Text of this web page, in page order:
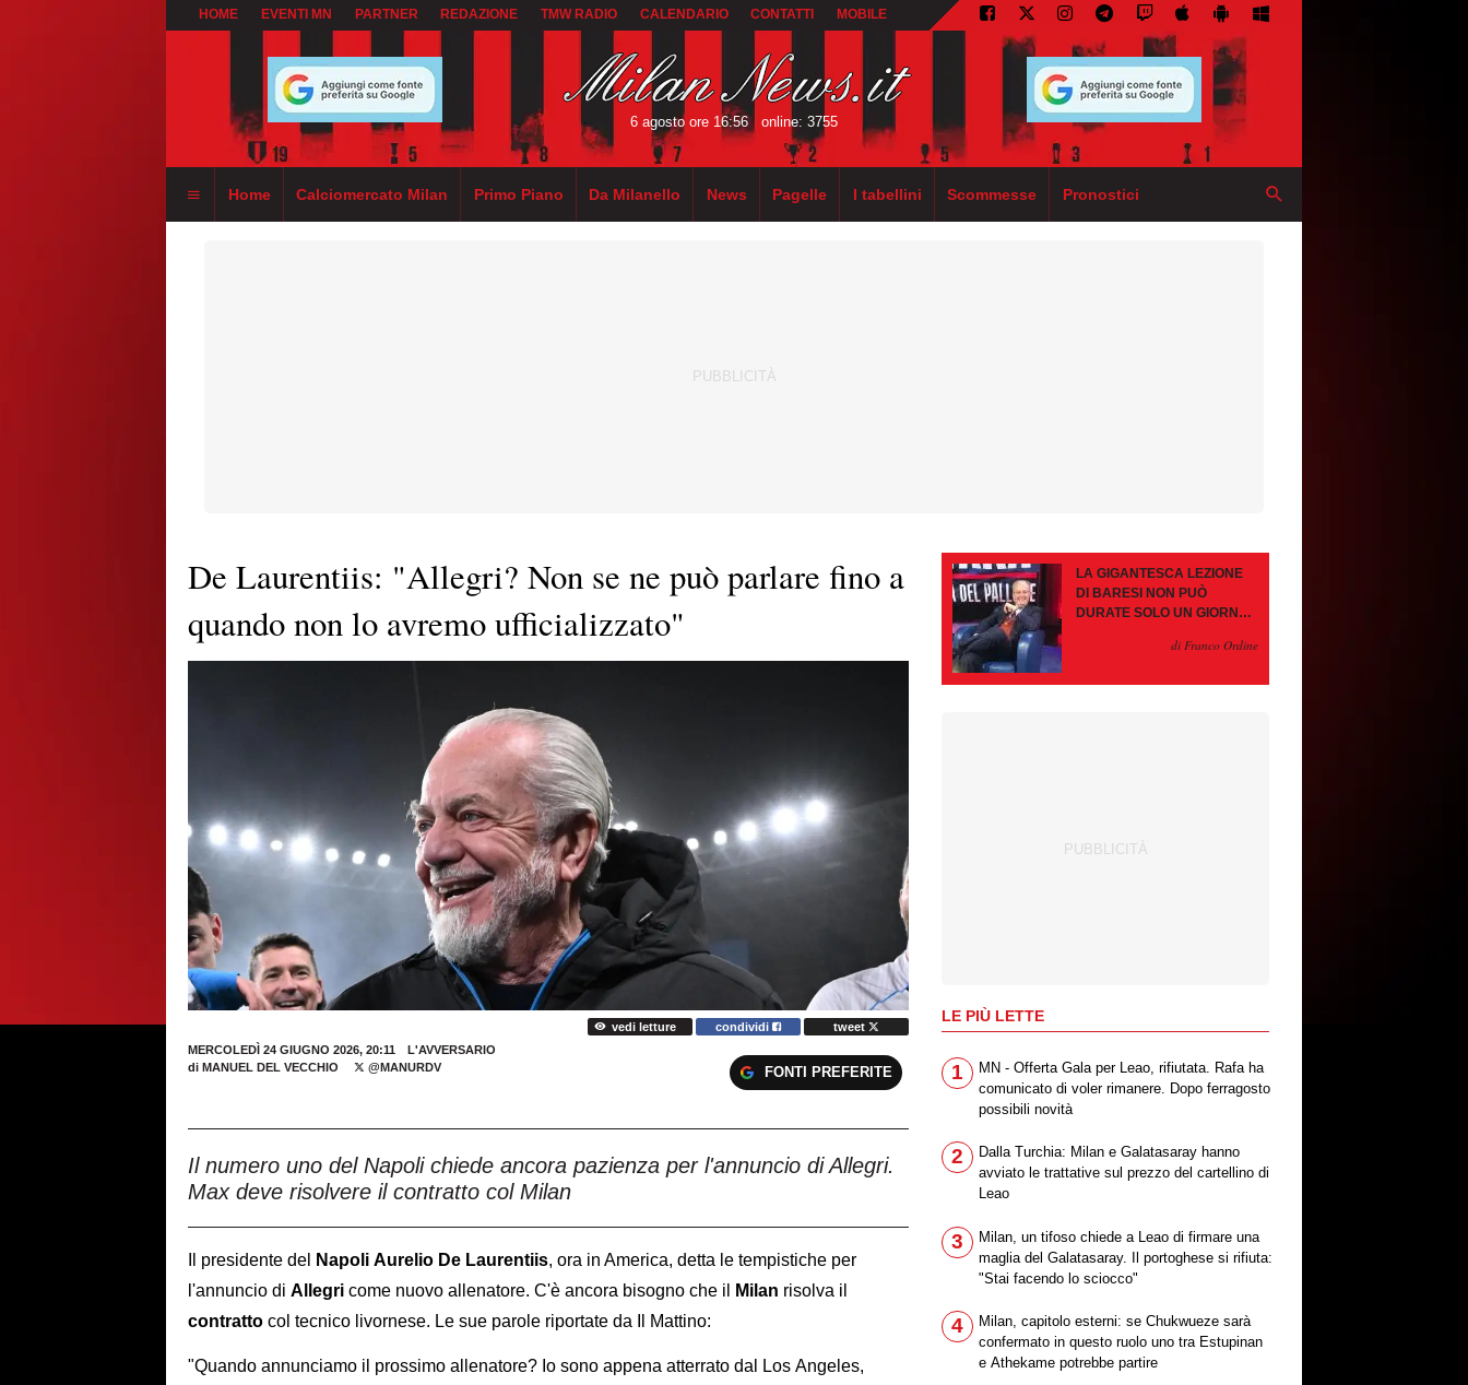
HOME EVENTI MN PARTNER REDAZIONE TMW RADIO CALENDARIO CONTATTI MOBILE
6 agosto ore 16:56 online: 3755
Home Calciomercato Milan Primo Piano Da Milanello News Pagelle I tabellini Scommesse Pronostici
De Laurentiis: "Allegri? Non se ne può parlare fino a
quando non lo avremo ufficializzato"
vedi letture condividi
tweet
MERCOLEDÌ 24 GIUGNO 2026, 20:11
L'AVVERSARIO
di MANUEL DEL VECCHIO @MANURDV FONTI PREFERITE
Il numero uno del Napoli chiede ancora pazienza per l'annuncio di Allegri.
Max deve risolvere il contratto col Milan
Il presidente del Napoli Aurelio De Laurentiis, ora in America, detta le tempistiche per
l'annuncio di Allegri come nuovo allenatore. C'è ancora bisogno che il Milan risolva il
contratto col tecnico livornese. Le sue parole riportate da Il Mattino:
"Quando annunciamo il prossimo allenatore? Io sono appena atterrato dal Los Angeles,
LA GIGANTESCA LEZIONE
DI BARESI NON PUÒ
DURATE SOLO UN GIORNO.
CONTROMOSSEdi Franco Ordine
LE PIÙ LETTE
1
MN - Offerta Gala per Leao, rifiutata. Rafa ha
comunicato di voler rimanere. Dopo ferragosto
possibili novità
2
Dalla Turchia: Milan e Galatasaray hanno
avviato le trattative sul prezzo del cartellino di
Leao
3
Milan, un tifoso chiede a Leao di firmare una
maglia del Galatasaray. Il portoghese si rifiuta:
"Stai facendo lo sciocco"
4
Milan, capitolo esterni: se Chukwueze sarà
confermato in questo ruolo uno tra Estupinan
e Athekame potrebbe partire